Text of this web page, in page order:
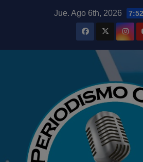
Jue. Ago 6th, 2026